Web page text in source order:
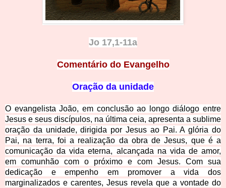
Jo 17,1-11a
Comentário do Evangelho
Oração da unidade
O evangelista João, em conclusão ao longo diálogo entre
Jesus e seus discípulos, na última ceia, apresenta a sublime
oração da unidade, dirigida por Jesus ao Pai. A glória do
Pai, na terra, foi a realização da obra de Jesus, que é a
comunicação da vida eterna, alcançada na vida de amor,
em comunhão com o próximo e com Jesus. Com sua
dedicação e empenho em promover a vida dos
marginalizados e carentes, Jesus revela que a vontade do